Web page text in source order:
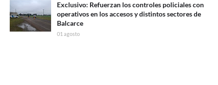
Exclusivo: Refuerzan los controles policiales con
operativos en los accesos y distintos sectores de
Balcarce
01 agosto